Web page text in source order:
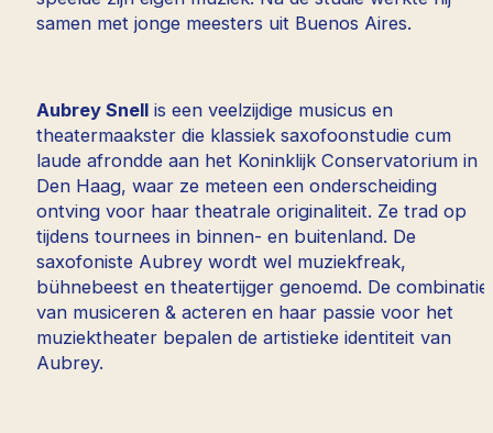
samen met jonge meesters uit Buenos Aires.
Aubrey Snellis een veelzijdige musicus en
theatermaakster die klassiek saxofoonstudie cum
laude afrondde aan het Koninklijk Conservatorium in
Den Haag, waar ze meteen een onderscheiding
ontving voor haar theatrale originaliteit. Ze trad op
tijdens tournees in binnen- en buitenland. De
saxofoniste Aubrey wordt wel muziekfreak,
bühnebeest en theatertijger genoemd. De combinatie
van musiceren & acteren en haar passie voor het
muziektheater bepalen de artistieke identiteit van
Aubrey.